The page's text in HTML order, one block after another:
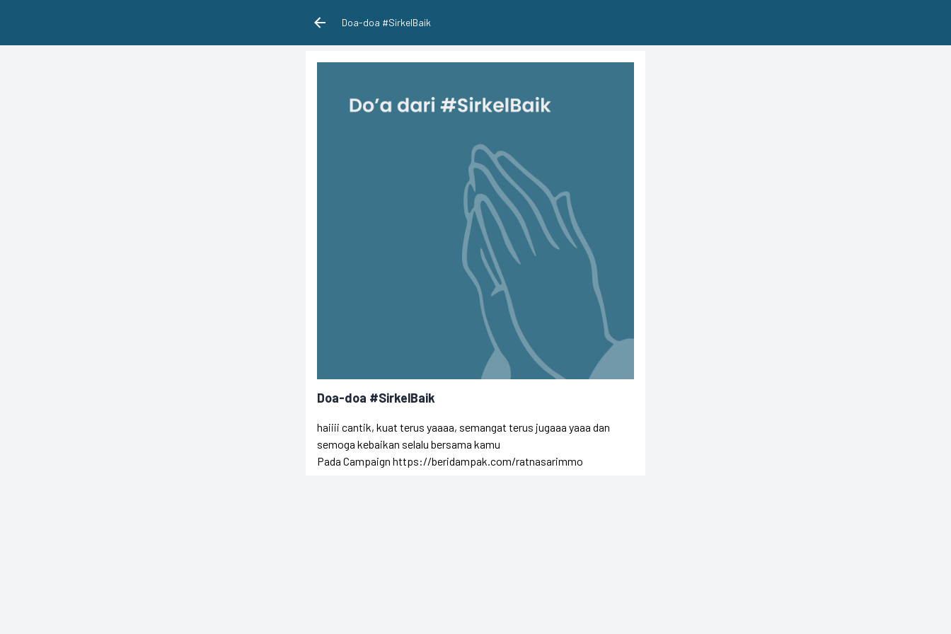
Doa-doa #SirkelBaik
Doa-doa #SirkelBaik
haiiii cantik, kuat terus yaaaa, semangat terus jugaaa yaaa dan
semoga kebaikan selalu bersama kamu
Pada Campaign https://beridampak.com/ratnasarimmo